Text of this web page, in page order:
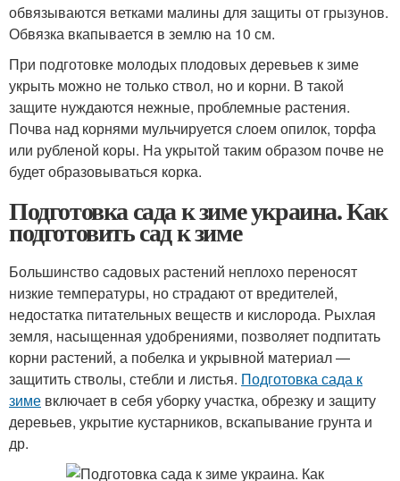
обвязываются ветками малины для защиты от грызунов.
Обвязка вкапывается в землю на 10 см.
При подготовке молодых плодовых деревьев к зиме
укрыть можно не только ствол, но и корни. В такой
защите нуждаются нежные, проблемные растения.
Почва над корнями мульчируется слоем опилок, торфа
или рубленой коры. На укрытой таким образом почве не
будет образовываться корка.
Подготовка сада к зиме украина. Как
подготовить сад к зиме
Большинство садовых растений неплохо переносят
низкие температуры, но страдают от вредителей,
недостатка питательных веществ и кислорода. Рыхлая
земля, насыщенная удобрениями, позволяет подпитать
корни растений, а побелка и укрывной материал —
защитить стволы, стебли и листья. Подготовка сада к
зиме включает в себя уборку участка, обрезку и защиту
деревьев, укрытие кустарников, вскапывание грунта и
др.